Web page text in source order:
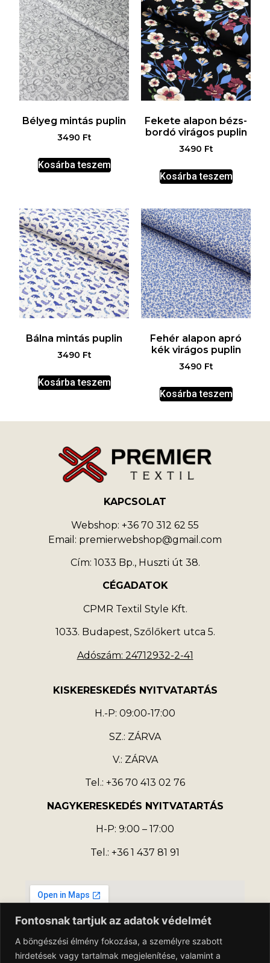
Fontosnak tartjuk az adatok védelmét
A böngészési élmény fokozása, a személyre szabott
hirdetések vagy tartalmak megjelenítése, valamint a
Bélyeg mintás puplin
3490 Ft
Kosárba teszem
Fekete alapon bézs-
bordó virágos puplin
3490 Ft
Kosárba teszem
Bálna mintás puplin
3490 Ft
Kosárba teszem
Fehér alapon apró
kék virágos puplin
3490 Ft
Kosárba teszem
KAPCSOLAT
Webshop: +36 70 312 62 55
Email: premierwebshop@gmail.com
Cím: 1033 Bp., Huszti út 38.
CÉGADATOK
CPMR Textil Style Kft.
1033. Budapest, Szőlőkert utca 5.
Adószám: 24712932-2-41
KISKERESKEDÉS NYITVATARTÁS
H.-P: 09:00-17:00
SZ.: ZÁRVA
V.: ZÁRVA
Tel.: +36 70 413 02 76
NAGYKERESKEDÉS NYITVATARTÁS
H-P: 9:00 – 17:00
Tel.: +36 1 437 81 91